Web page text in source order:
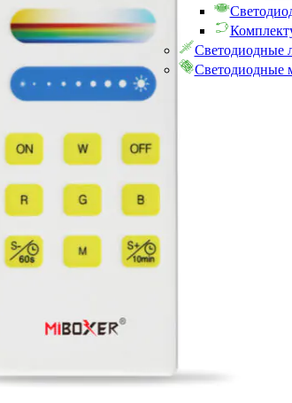
Светодиодные
Светодиодные